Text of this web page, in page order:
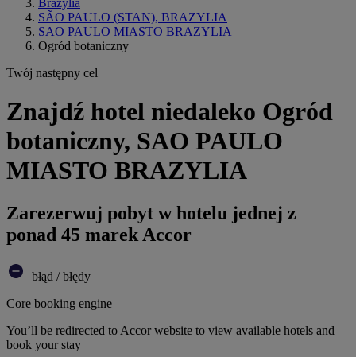
Brazylia
SÃO PAULO (STAN), BRAZYLIA
SAO PAULO MIASTO BRAZYLIA
Ogród botaniczny
Twój następny cel
Znajdź hotel niedaleko Ogród
botaniczny, SAO PAULO
MIASTO BRAZYLIA
Zarezerwuj pobyt w hotelu jednej z
ponad 45 marek Accor
błąd / błędy
Core booking engine
You’ll be redirected to Accor website to view available hotels and
book your stay